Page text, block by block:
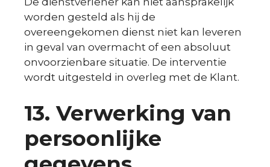
worden gesteld als hij de
overeengekomen dienst niet kan leveren
in geval van overmacht of een absoluut
onvoorzienbare situatie. De interventie
wordt uitgesteld in overleg met de Klant.
13. Verwerking van
persoonlijke